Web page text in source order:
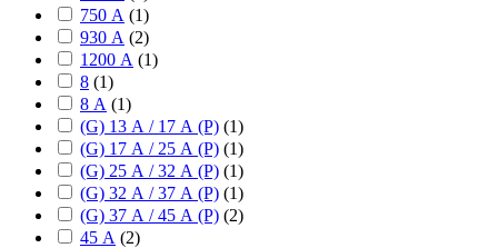
750 А (1)
930 А (2)
1200 А (1)
8 (1)
8 А (1)
(G) 13 А / 17 А (P) (1)
(G) 17 А / 25 А (P) (1)
(G) 25 А / 32 А (P) (1)
(G) 32 А / 37 А (P) (1)
(G) 37 А / 45 А (P) (2)
45 А (2)